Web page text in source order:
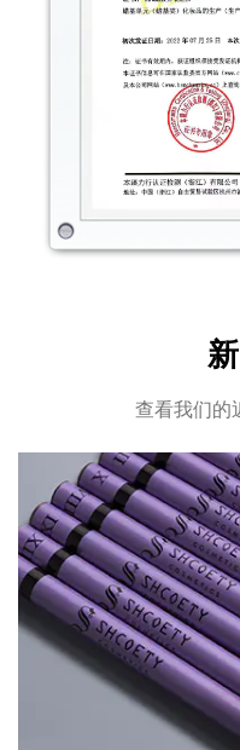
查看我们的